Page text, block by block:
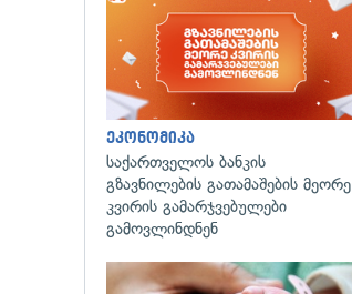
ეკონომიკა
საქართველოს ბანკის
გზავნილების გათამაშების მეორე
კვირის გამარჯვებულები
გამოვლინდნენ